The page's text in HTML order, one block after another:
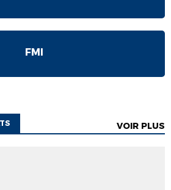
FMI
VOIR PLUS